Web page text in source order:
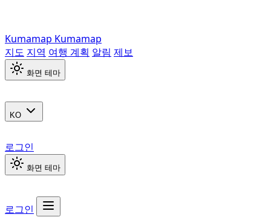
Kumamap Kumamap
지도 지역 여행 계획 알림 제보
화면 테마
KO
로그인
화면 테마
로그인